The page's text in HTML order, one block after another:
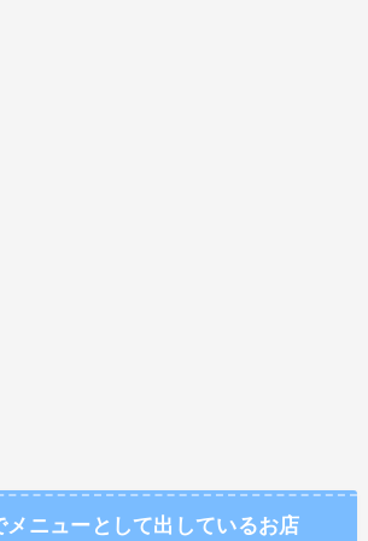
メニューとして出しているお店